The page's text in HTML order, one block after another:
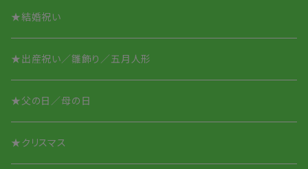
オリジナル名入れ
★結婚祝い
★出産祝い／雛飾り／五月人形
★父の日／母の日
★クリスマス